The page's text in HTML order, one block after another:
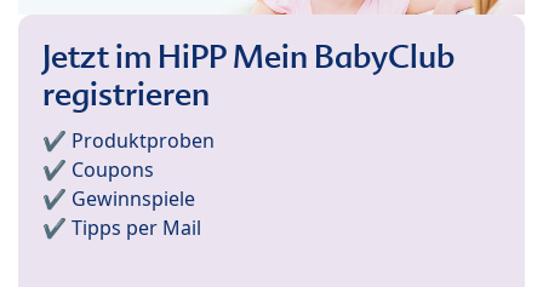
Jetzt im HiPP Mein BabyClub
registrieren
✔️ Produktproben
✔️ Coupons
✔️ Gewinnspiele
✔️ Tipps per Mail